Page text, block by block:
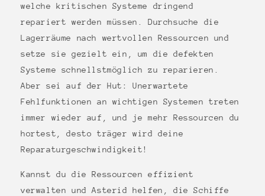
welche kritischen Systeme dringend
repariert werden müssen. Durchsuche die
Lagerräume nach wertvollen Ressourcen und
setze sie gezielt ein, um die defekten
Systeme schnellstmöglich zu reparieren.
Aber sei auf der Hut: Unerwartete
Fehlfunktionen an wichtigen Systemen treten
immer wieder auf, und je mehr Ressourcen du
hortest, desto träger wird deine
Reparaturgeschwindigkeit!
Kannst du die Ressourcen effizient
verwalten und Asterid helfen, die Schiffe